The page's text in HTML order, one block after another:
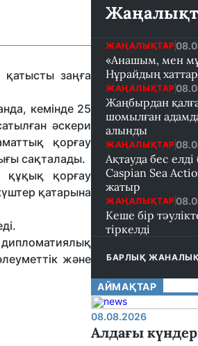
қатысты заңға
кемінде 25
әскери
қорғау
сақталады.
құқық қорғау
қатарына
және
ЖАҢАЛЫҚТАР
«Анашым, мен
Нұрайдың
ЖАҢАЛЫҚТАР
Жаңбырдан
шомылған
алынды
ЖАҢАЛЫҚТАР
Ақтауда бес елді
Caspian Sea
жатыр
ЖАҢАЛЫҚТАР
Кеше бір
тіркелді
БАРЛЫҚ
АЙМАҚТАР
08.08.2026
Алдағы